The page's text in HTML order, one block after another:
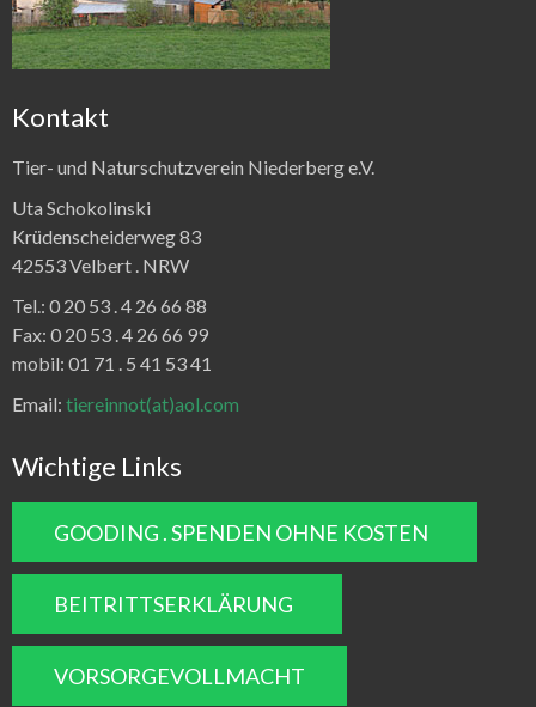
Kontakt
Tier- und Naturschutzverein Niederberg e.V.
Uta Schokolinski
Krüdenscheiderweg 83
42553 Velbert . NRW
Tel.: 0 20 53 . 4 26 66 88
Fax: 0 20 53 . 4 26 66 99
mobil: 01 71 . 5 41 53 41
Email: tiereinnot(at)aol.com
Wichtige Links
GOODING . SPENDEN OHNE KOSTEN
BEITRITTSERKLÄRUNG
VORSORGEVOLLMACHT